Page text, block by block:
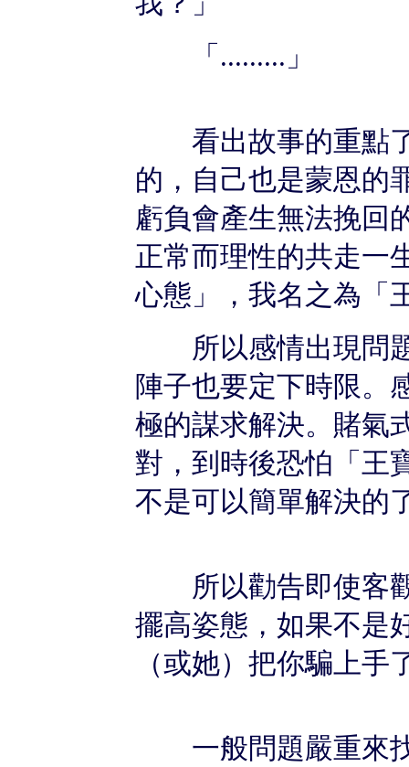
「.........」
看出故事的重點了
的，自己也是蒙恩的
虧負會產生無法挽回
正常而理性的共走一
心態」，我名之為「
所以感情出現問題
陣子也要定下時限。
極的謀求解決。賭氣
對，到時後恐怕「王
不是可以簡單解決的
所以勸告即使客觀
擺高姿態，如果不是
（或她）把你騙上
一般問題嚴重來找